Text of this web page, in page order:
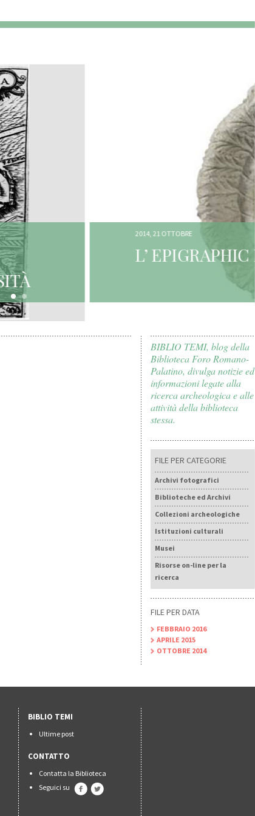
DI PAESAGGI
XVII DELL’UNIVERSITÀ
BIBLIO TEMI, blog della
Biblioteca Foro Romano-
Palatino, divulga notizie ed
informazioni legate alla
ricerca archeologica e alle
attività della biblioteca
stessa.
FILE PER CATEGORIE
Archivi fotografici
Biblioteche ed Archivi
Collezioni archeologiche
Istituzioni culturali
Musei
Risorse on-line per la
ricerca
FILE PER DATA
FEBBRAIO 2016
APRILE 2015
OTTOBRE 2014
BIBLIO TEMI
Ultime post
CONTATTO
Contatta la Biblioteca
Seguici su